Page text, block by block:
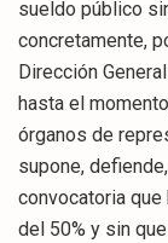
sueldo público
concretamente,
Dirección
hasta el
órganos de
supone,
convocatoria
del 50% y sin